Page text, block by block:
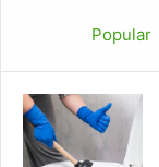
Popular